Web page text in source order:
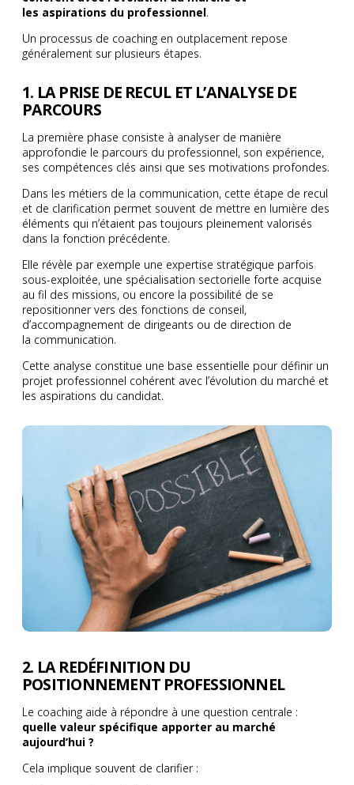
les aspirations du professionnel.
Un processus de coaching en outplacement repose
généralement sur plusieurs étapes.
1. LA PRISE DE RECUL ET L’ANALYSE DE
PARCOURS
La première phase consiste à analyser de manière
approfondie le parcours du professionnel, son expérience,
ses compétences clés ainsi que ses motivations profondes.
Dans les métiers de la communication, cette étape de recul
et de clarification permet souvent de mettre en lumière des
éléments qui n’étaient pas toujours pleinement valorisés
dans la fonction précédente.
Elle révèle par exemple une expertise stratégique parfois
sous-exploitée, une spécialisation sectorielle forte acquise
au fil des missions, ou encore la possibilité de se
repositionner vers des fonctions de conseil,
d’accompagnement de dirigeants ou de direction de
la communication.
Cette analyse constitue une base essentielle pour définir un
projet professionnel cohérent avec l’évolution du marché et
les aspirations du candidat.
2. LA REDÉFINITION DU
POSITIONNEMENT PROFESSIONNEL
Le coaching aide à répondre à une question centrale :
quelle valeur spécifique apporter au marché
aujourd’hui ?
Cela implique souvent de clarifier :